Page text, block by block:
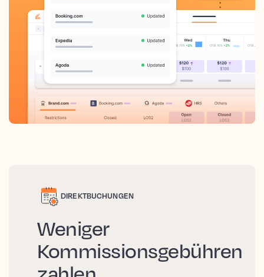
DIREKTBUCHUNGEN
Weniger
Kommissionsgebühren